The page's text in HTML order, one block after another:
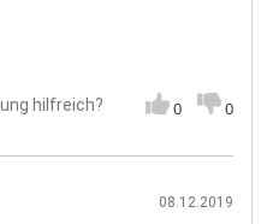
hilfreich? 0 0
08.12.2019